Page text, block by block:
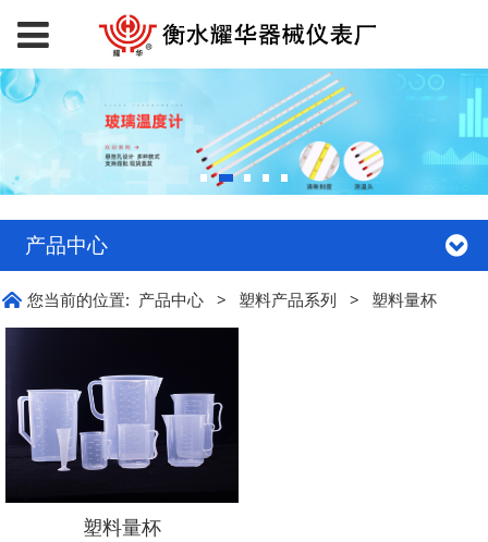
产品中心
您当前的位置: 产品中心 > 塑料产品系列 > 塑料量杯
塑料量杯